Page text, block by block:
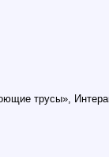
трусы»,